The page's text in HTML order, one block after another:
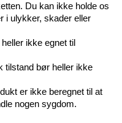
Du kan ikke holde os
i ulykker, skader eller
ikke egnet til
tilstand bør heller ikke
er ikke beregnet til at
nogen sygdom.